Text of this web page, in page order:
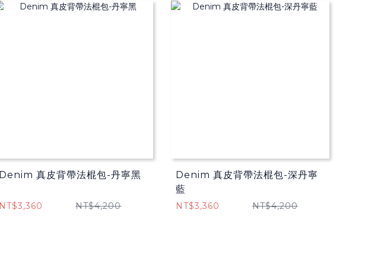
Denim 真皮背帶法棍包-丹寧黑
NT$3,360 NT$4,200
Denim 真皮背帶法棍包-深丹寧
藍
NT$3,360 NT$4,200